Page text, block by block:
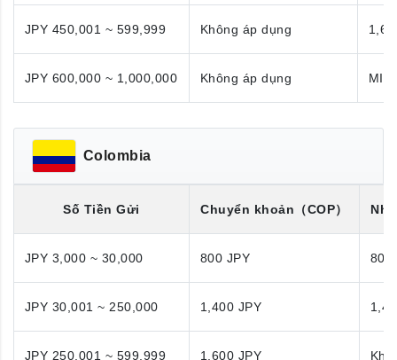
JPY 450,001 ~ 599,999 Không áp dụng
JPY 600,000 ~ 1,000,000 Không áp dụng
Colombia
Số Tiền Gửi Chuyển khoản （COP）
JPY 3,000 ~ 30,000 800 JPY 800
JPY 30,001 ~ 250,000 1,400 JPY
JPY 250,001 ~ 599,999 1,600 JPY